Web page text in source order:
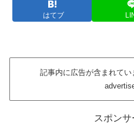
はてブ
記事内に広告が含まれて
スポンサ